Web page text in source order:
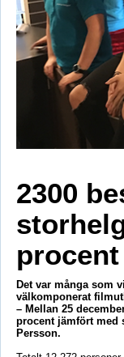
2300
procent
Det var många som
välkomponerat
– Mellan 25
procent jämfört med
Persson.